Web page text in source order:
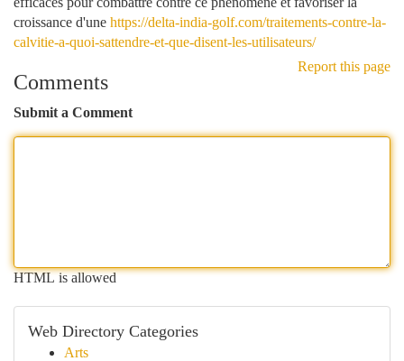
croissance d'une https://delta-india-golf.com/traitements-contre-la-
calvitie-a-quoi-sattendre-et-que-disent-les-utilisateurs/
Report this page
Comments
Submit a Comment
HTML is allowed
Web Directory Categories
Arts